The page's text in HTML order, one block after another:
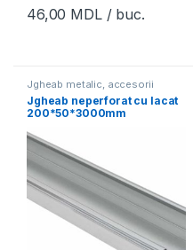
46,00 MDL/ buc.
Jgheab metalic, accesorii
Jgheab neperforat cu lacat
200*50*3000mm